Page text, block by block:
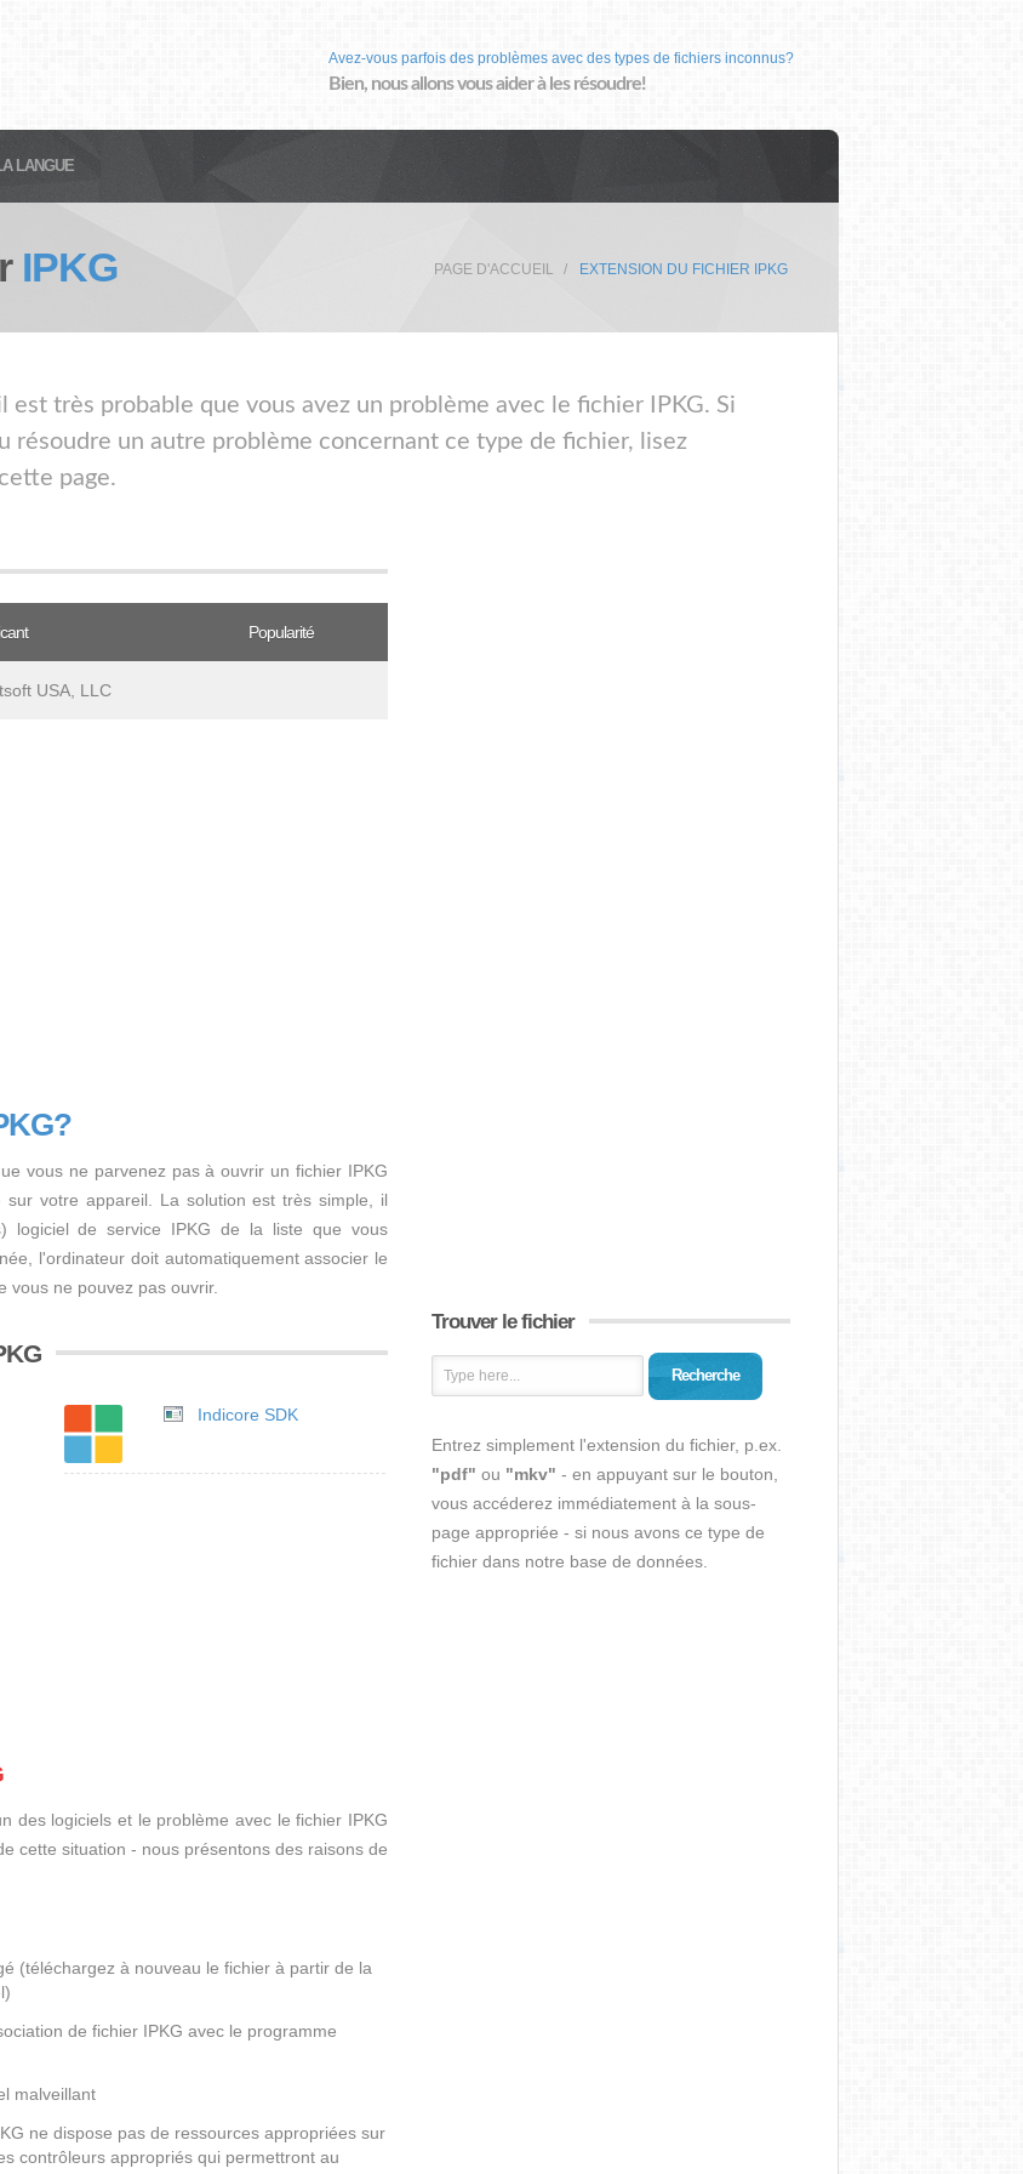
Avez-vous parfois des problèmes avec des types de fichiers inconnus?
Bien, nous allons vous aider à les résoudre!
LANGUE
IPKG PAGE D'ACCUEIL EXTENSION DU FICHIER IPKG
très probable que vous avez un problème avec le fichier IPKG. Si
résoudre un autre problème concernant ce type de fichier, lisez
page.
Popularité
USA, LLC
vous ne parvenez pas à ouvrir un fichier IPKG
sur votre appareil. La solution est très simple, il
logiciel de service IPKG de la liste que vous
l'ordinateur doit automatiquement associer le
vous ne pouvez pas ouvrir.
Indicore SDK
des logiciels et le problème avec le fichier IPKG
cette situation - nous présentons des raisons de
(téléchargez à nouveau le fichier à partir de la
de fichier IPKG avec le programme
malveillant
ne dispose pas de ressources appropriées sur
contrôleurs appropriés qui permettront au
Trouver le fichier
Recherche
Entrez simplement l'extension du fichier, p.ex.
"pdf" ou "mkv" - en appuyant sur le bouton,
vous accéderez immédiatement à la sous-
page appropriée - si nous avons ce type de
fichier dans notre base de données.